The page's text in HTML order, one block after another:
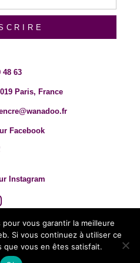
48 63
Paris, France
Facebook
Instagram
vous garantir la meilleure
Si vous continuez à utiliser ce
que vous en êtes satisfait.